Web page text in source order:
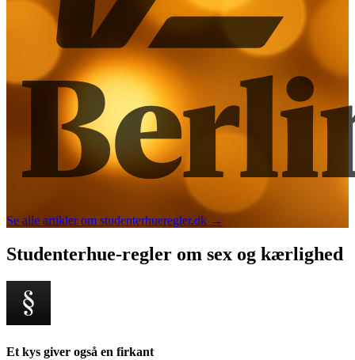
Se alle artikler om studenterhueregler.dk →
Studenterhue-regler om sex og kærlighed
Et kys giver også en firkant